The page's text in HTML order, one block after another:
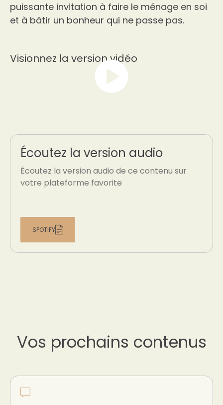
puissante invitation à faire le ménage en soi
et à bâtir un bonheur qui ne passe pas.
Visionnez la version vidéo
Écoutez la version audio
Écoutez la version audio de ce contenu sur
votre plateforme favorite
SPOTIFY
Vos prochains contenus